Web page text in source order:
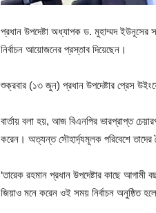
প্রধান উপদেষ্টা অধ্যাপক ড. মুহাম্মদ ইউনূসের
নির্বাচন আয়োজনের প্রস্তাব দিয়েছেন।
শুক্রবার (১৩ জুন) প্রধান উপদেষ্টার প্রেস
বার্তায় বলা হয়, আজ বিএনপির ভারপ্রাপ্ত
করেন। অত্যন্ত সৌহার্দ্যমূলক পরিবেশে তাদের
‘তারেক রহমান প্রধান উপদেষ্টার কাছে
জিয়াও মনে করেন ওই সময় নির্বাচন অনুষ্ঠিত